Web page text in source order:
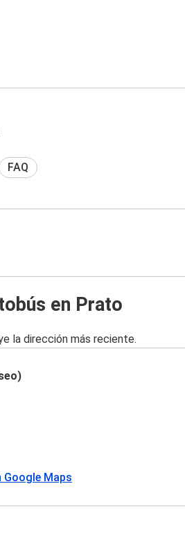
FAQ
en Prato
la dirección más reciente.
Google Maps